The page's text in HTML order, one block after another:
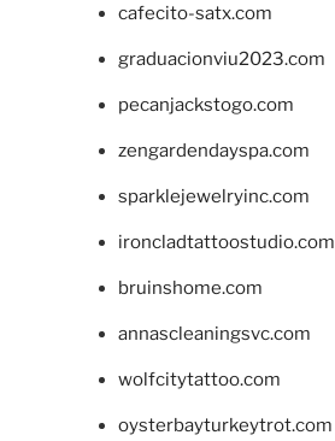
cafecito-satx.com
graduacionviu2023.com
pecanjackstogo.com
zengardendayspa.com
sparklejewelryinc.com
ironcladtattoostudio.com
bruinshome.com
annascleaningsvc.com
wolfcitytattoo.com
oysterbayturkeytrot.com